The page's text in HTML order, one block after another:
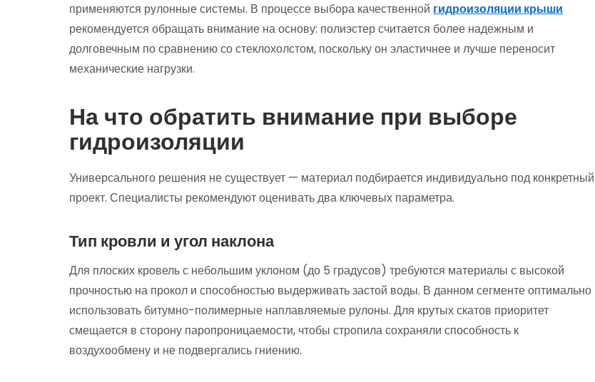
применяются рулонные системы. В процессе выбора качественной гидроизоляции крыши
рекомендуется обращать внимание на основу: полиэстер считается более надежным и
долговечным по сравнению со стеклохолстом, поскольку он эластичнее и лучше переносит
механические нагрузки.
На что обратить внимание при выборе
гидроизоляции
Универсального решения не существует — материал подбирается индивидуально под конкретный
проект. Специалисты рекомендуют оценивать два ключевых параметра.
Тип кровли и угол наклона
Для плоских кровель с небольшим уклоном (до 5 градусов) требуются материалы с высокой
прочностью на прокол и способностью выдерживать застой воды. В данном сегменте оптимально
использовать битумно-полимерные наплавляемые рулоны. Для крутых скатов приоритет
смещается в сторону паропроницаемости, чтобы стропила сохраняли способность к
воздухообмену и не подвергались гниению.